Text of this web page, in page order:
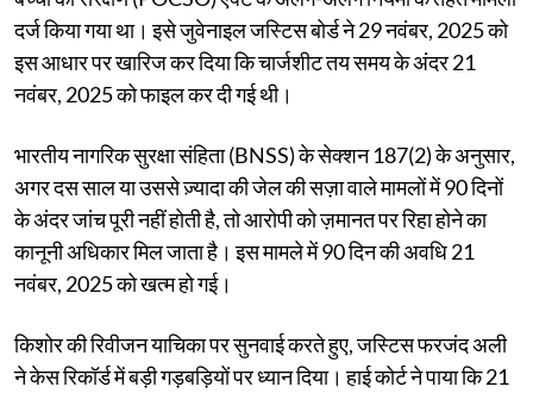
दर्ज किया गया था। इसे जुवेनाइल जस्टिस बोर्ड ने 29 नवंबर, 2025 को
इस आधार पर खारिज कर दिया कि चार्जशीट तय समय के अंदर 21
नवंबर, 2025 को फाइल कर दी गई थी।
भारतीय नागरिक सुरक्षा संहिता (BNSS) के सेक्शन 187(2) के अनुसार,
अगर दस साल या उससे ज़्यादा की जेल की सज़ा वाले मामलों में 90 दिनों
के अंदर जांच पूरी नहीं होती है, तो आरोपी को ज़मानत पर रिहा होने का
कानूनी अधिकार मिल जाता है। इस मामले में 90 दिन की अवधि 21
नवंबर, 2025 को खत्म हो गई।
किशोर की रिवीजन याचिका पर सुनवाई करते हुए, जस्टिस फरजंद अली
ने केस रिकॉर्ड में बड़ी गड़बड़ियों पर ध्यान दिया। हाई कोर्ट ने पाया कि 21